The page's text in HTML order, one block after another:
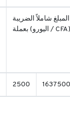
المبلغ شاملاً الضريبة
بعملة (اليورو / CFA)
2500 1637500